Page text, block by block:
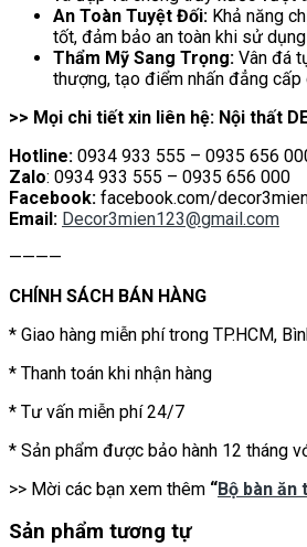
An Toàn Tuyệt Đối: Khả năng
tốt, đảm bảo an toàn khi sử dụng
Thẩm Mỹ Sang Trọng: Vân đá
thượng, tạo điểm nhấn đẳng cấp
>> Mọi chi tiết xin liên hệ: Nội thất
Hotline: 0934 933 555 – 0935 656
Zalo: 0934 933 555 – 0935 656 000
Facebook: facebook.com/
Email: Decor3mien123@gmail.com
————
CHÍNH SÁCH BÁN HÀNG
* Giao hàng miễn phí trong TP.HCM,
* Thanh toán khi nhận hàng
* Tư vấn miễn phí 24/7
* Sản phẩm được bảo hành 12 tháng
>> Mời các bạn xem thêm “Bộ bàn ăn
Sản phẩm tương tự